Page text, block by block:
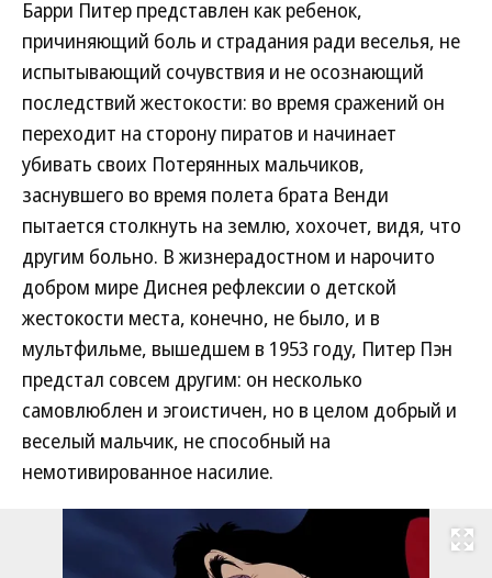
Барри Питер представлен как ребенок,
причиняющий боль и страдания ради веселья, не
испытывающий сочувствия и не осознающий
последствий жестокости: во время сражений он
переходит на сторону пиратов и начинает
убивать своих Потерянных мальчиков,
заснувшего во время полета брата Венди
пытается столкнуть на землю, хохочет, видя, что
другим больно. В жизнерадостном и нарочито
добром мире Диснея рефлексии о детской
жестокости места, конечно, не было, и в
мультфильме, вышедшем в 1953 году, Питер Пэн
предстал совсем другим: он несколько
самовлюблен и эгоистичен, но в целом добрый и
веселый мальчик, не способный на
немотивированное насилие.
Развернуть